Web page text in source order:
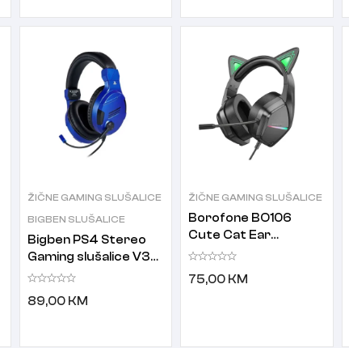
ŽIČNE GAMING SLUŠALICE
BIGBEN SLUŠALICE
Bigben PS4 Stereo
Gaming slušalice V3
plave
89,00 KM
ŽIČNE GAMING SLUŠALICE
Borofone BO106
Cute Cat Ear
Luminous Gaming
75,00 KM